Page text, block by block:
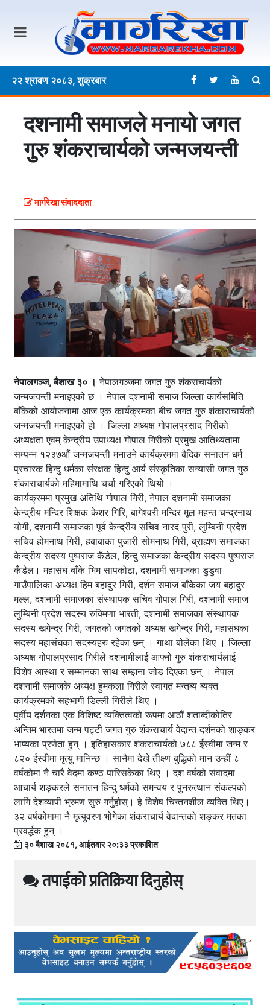
२२ श्रावण २०८३, शुक्रबार
दशनामी समाजले मनायो जगत
गुरु शंकराचार्यको जन्मजयन्ती
मार्गरेखा संवाददाता
नेपालगञ्ज, बैशाख ३० । नेपालगञ्जमा जगत गुरु शंकराचार्यको
जन्मजयन्ती मनाइएको छ । नेपाल दशनामी समाज जिल्ला कार्यसमिति
बाँकेको आयोजनामा आज एक कार्यक्रमका बीच जगत गुरु शंकाराचार्यको
जन्मजयन्ती मनाइएको हो । जिल्ला अध्यक्ष गोपालप्रसाद गिरीको
अध्यक्षता एवम् केन्द्रीय उपाध्यक्ष गोपाल गिरीको प्रमुख आतिथ्यतामा
सम्पन्न १२३७औं जन्मजयन्ती मनाउने कार्यक्रममा बैदिक सनातन धर्म
प्रचारक हिन्दु धर्मका संरक्षक हिन्दु आर्य संस्कृतिका सन्यासी जगत गुरु
शंकाराचार्यको महिमामाथि चर्चा गरिएको थियो ।
कार्यक्रममा प्रमुख अतिथि गोपाल गिरी, नेपाल दशनामी समाजका
केन्द्रीय मन्दिर शिक्षक केशर गिरि, बागेश्वरी मन्दिर मूल महन्त चन्द्रनाथ
योगी, दशनामी समाजका पूर्व केन्द्रीय सचिव नारद पुरी, लुम्बिनी प्रदेश
सचिव होमनाथ गिरी, हबाबाका पुजारी सोमनाथ गिरी, ब्राह्मण समाजका
केन्द्रीय सदस्य पुष्पराज कँडेल, हिन्दु समाजका केन्द्रीय सदस्य पुष्पराज
कँडेल। महासंघ बाँके भिम सापकोटा, दशनामी समाजका डुडुवा
गाउँपालिका अध्यक्ष हिम बहादुर गिरी, दर्शन समाज बाँकेका जय बहादुर
मल्ल, दशनामी समाजका संस्थापक सचिव गोपाल गिरी, दशनामी समाज
लुम्बिनी प्रदेश सदस्य रुक्मिणा भारती, दशनामी समाजका संस्थापक
सदस्य खगेन्द्र गिरी, जगतको जगतको अध्यक्ष खगेन्द्र गिरी, महासंघका
सदस्य महासंघका सदस्यहरु रहेका छन् । गाथा बोलेका थिए । जिल्ला
अध्यक्ष गोपालप्रसाद गिरीले दशनामीलाई आफ्नो गुरु शंकराचार्यलाई
विशेष आस्था र सम्मानका साथ सम्झना जोड दिएका छन् । नेपाल
दशनामी समाजके अध्यक्ष हुमकला गिरीले स्वागत मन्तब्य ब्यक्त
कार्यक्रमको सहभागी डिल्ली गिरीले थिए ।
पूर्वीय दर्शनका एक विशिष्ट व्यक्तित्वको रूपमा आठौं शताब्दीकोतिर
अन्तिम भारतमा जन्म पट्टी जगत गुरु शंकराचार्य वेदान्त दर्शनको शाङ्कर
भाष्यका प्रणेता हुन् । इतिहासकार शंकराचार्यको ७८८ ईस्वीमा जन्म र
८२० ईस्वीमा मृत्यु मानिन्छ । सानैमा देखे तीक्ष्ण बुद्धिको मान उन्हीं ८
वर्षकोमा नै चारै वेदमा कण्ठ पारिसकेका थिए । दश वर्षको संवादमा
आचार्य शङ्करले सनातन हिन्दु धर्मको समन्वय र पुनरुत्थान संकल्पको
लागि देशव्यापी भ्रमण सुरु गर्नुहोस्। हे विशेष चिन्तनशील व्यक्ति थिए।
३२ वर्षकोमामा नै मृत्युवरण भोगेका शंकराचार्य वेदान्तको शङ्कर मतका
प्रवर्द्धक हुन् ।
३० बैशाख २०८१, आईतवार २०:३३ प्रकाशित
तपाईको प्रतिक्रिया दिनुहोस्